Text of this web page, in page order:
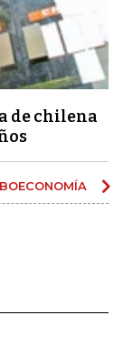
de chilena